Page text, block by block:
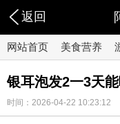
返回
网站首页 美食营养
银耳泡发2一3天
时间：2026-04-22 10:23:12